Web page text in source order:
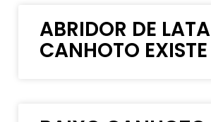
ABRIDOR DE
CANHOTO EXISTE